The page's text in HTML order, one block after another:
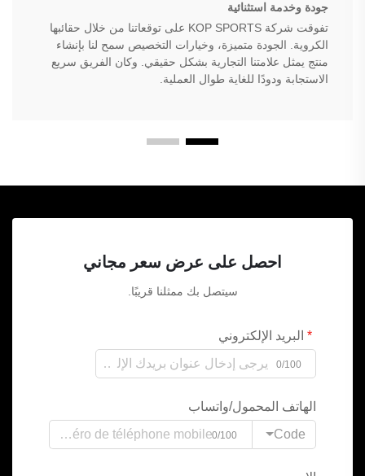
جودة وخدمة استثنائية
تفوقت شركة KOP SPORTS على توقعاتنا من خلال حقائبها
الكروية. الجودة متميزة، وخيارات التخصيص سمح لنا بإنشاء
منتج يمثل علامتنا التجارية بشكل حقيقي. وكان الفريق سريع
الاستجابة ودودًا للغاية طوال العملية.
احصل على عرض سعر مجاني
سيتصل بك ممثلنا قريبًا.
البريد الإلكتروني
0/100
الهاتف المحمول/واتساب
Code
0/100